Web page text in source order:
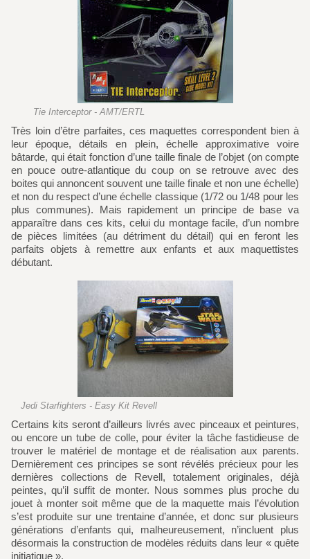
Tie Interceptor - AMT/ERTL
Très loin d’être parfaites, ces maquettes correspondent bien à
leur époque, détails en plein, échelle approximative voire
bâtarde, qui était fonction d’une taille finale de l’objet (on compte
en pouce outre-atlantique du coup on se retrouve avec des
boites qui annoncent souvent une taille finale et non une échelle)
et non du respect d’une échelle classique (1/72 ou 1/48 pour les
plus communes). Mais rapidement un principe de base va
apparaître dans ces kits, celui du montage facile, d’un nombre
de pièces limitées (au détriment du détail) qui en feront les
parfaits objets à remettre aux enfants et aux maquettistes
débutant.
Jedi Starfighters - Easy Kit Revell
Certains kits seront d’ailleurs livrés avec pinceaux et peintures,
ou encore un tube de colle, pour éviter la tâche fastidieuse de
trouver le matériel de montage et de réalisation aux parents.
Dernièrement ces principes se sont révélés précieux pour les
dernières collections de Revell, totalement originales, déjà
peintes, qu’il suffit de monter. Nous sommes plus proche du
jouet à monter soit même que de la maquette mais l’évolution
s’est produite sur une trentaine d’année, et donc sur plusieurs
générations d’enfants qui, malheureusement, n’incluent plus
désormais la construction de modèles réduits dans leur « quête
initiatique ».